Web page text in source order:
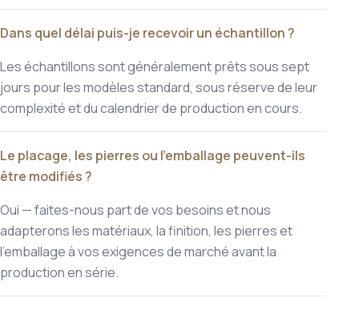
Dans quel délai puis-je recevoir un échantillon ?
Les échantillons sont généralement prêts sous sept
jours pour les modèles standard, sous réserve de leur
complexité et du calendrier de production en cours.
Le placage, les pierres ou l'emballage peuvent-ils
être modifiés ?
Oui — faites-nous part de vos besoins et nous
adapterons les matériaux, la finition, les pierres et
l'emballage à vos exigences de marché avant la
production en série.